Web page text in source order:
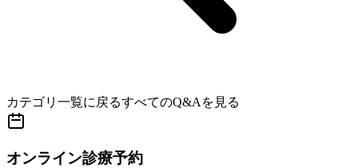
カテゴリ一覧に戻るすべてのQ&Aを見る
オンライン診療予約